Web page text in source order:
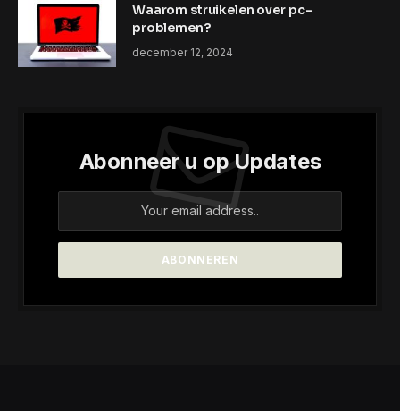
Waarom struikelen over pc-
problemen?
december 12, 2024
Abonneer u op Updates